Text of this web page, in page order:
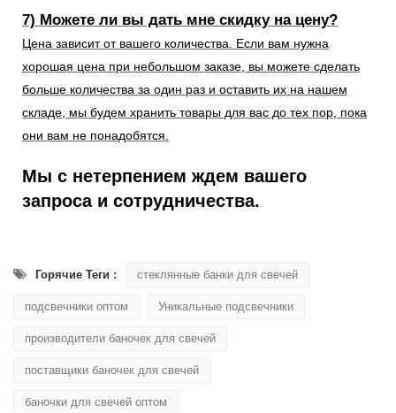
7) Можете ли вы дать мне скидку на цену?
Цена зависит от вашего количества. Если вам нужна
хорошая цена при небольшом заказе, вы можете сделать
больше количества за один раз и оставить их на нашем
складе, мы будем хранить товары для вас до тех пор, пока
они вам не понадобятся.
Мы с нетерпением ждем вашего
запроса и сотрудничества.
Горячие Теги : стеклянные банки для свечей
подсвечники оптом Уникальные подсвечники
производители баночек для свечей
поставщики баночек для свечей
баночки для свечей оптом